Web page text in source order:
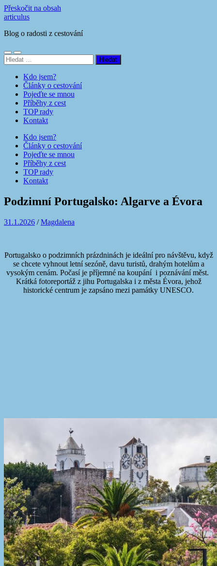
Přeskočit na obsah
articulus
Blog o radosti z cestování
Přepnout
mobilní
Přepnout
vyhledávací
Vyhledávání
Kdo jsem?
Články o cestování
Pojeďte se mnou
Příběhy z cest
TOP rady
Kontakt
Kdo jsem?
Články o cestování
Pojeďte se mnou
Příběhy z cest
TOP rady
Kontakt
Podzimní Portugalsko: Algarve a Évora
31.1.2026 /Magdalena
Portugalsko o podzimních prázdninách je ideální pro návštěvu, když
se chcete vyhnout letní sezóně, davu turistů, drahým hotelům a
vysokým cenám. Počasí je příjemné na koupání i poznávání měst.
Krátká fotoreportáž z jihu Portugalska i z města Évora, jehož
historické centrum je zapsáno mezi památky UNESCO.